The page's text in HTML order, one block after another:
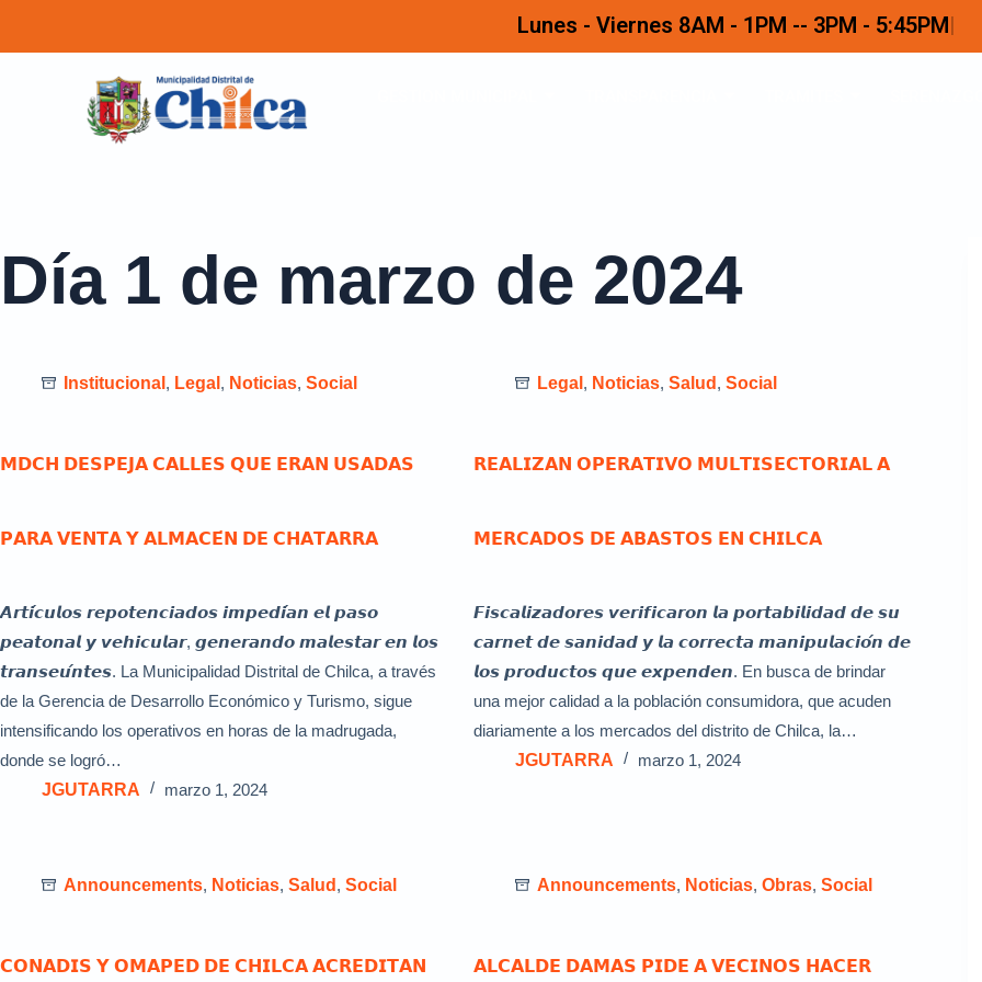
Lunes - Viernes 8AM - 1PM -- 3PM - 5:45PM
Día1 de marzo de 2024
Institucional , Legal , Noticias, Social
𝗠𝗗𝗖𝗛 𝗗𝗘𝗦𝗣𝗘𝗝𝗔 𝗖𝗔𝗟𝗟𝗘𝗦 𝗤𝗨𝗘 𝗘𝗥𝗔𝗡 𝗨𝗦𝗔𝗗𝗔𝗦
𝗣𝗔𝗥𝗔 𝗩𝗘𝗡𝗧𝗔 𝗬 𝗔𝗟𝗠𝗔𝗖𝗘́𝗡 𝗗𝗘 𝗖𝗛𝗔𝗧𝗔𝗥𝗥𝗔
𝘼𝙧𝙩𝙞́𝙘𝙪𝙡𝙤𝙨 𝙧𝙚𝙥𝙤𝙩𝙚𝙣𝙘𝙞𝙖𝙙𝙤𝙨 𝙞𝙢𝙥𝙚𝙙𝙞́𝙖𝙣 𝙚𝙡 𝙥𝙖𝙨𝙤
𝙥𝙚𝙖𝙩𝙤𝙣𝙖𝙡 𝙮 𝙫𝙚𝙝𝙞𝙘𝙪𝙡𝙖𝙧, 𝙜𝙚𝙣𝙚𝙧𝙖𝙣𝙙𝙤 𝙢𝙖𝙡𝙚𝙨𝙩𝙖𝙧 𝙚𝙣 𝙡𝙤𝙨
𝙩𝙧𝙖𝙣𝙨𝙚𝙪́𝙣𝙩𝙚𝙨. La Municipalidad Distrital de Chilca, a través
de la Gerencia de Desarrollo Económico y Turismo, sigue
intensificando los operativos en horas de la madrugada,
donde se logró…
JGUTARRA
marzo 1, 2024
Legal , Noticias, Salud , Social
𝗥𝗘𝗔𝗟𝗜𝗭𝗔𝗡 𝗢𝗣𝗘𝗥𝗔𝗧𝗜𝗩𝗢 𝗠𝗨𝗟𝗧𝗜𝗦𝗘𝗖𝗧𝗢𝗥𝗜𝗔𝗟 𝗔
𝗠𝗘𝗥𝗖𝗔𝗗𝗢𝗦 𝗗𝗘 𝗔𝗕𝗔𝗦𝗧𝗢𝗦 𝗘𝗡 𝗖𝗛𝗜𝗟𝗖𝗔
𝙁𝙞𝙨𝙘𝙖𝙡𝙞𝙯𝙖𝙙𝙤𝙧𝙚𝙨 𝙫𝙚𝙧𝙞𝙛𝙞𝙘𝙖𝙧𝙤𝙣 𝙡𝙖 𝙥𝙤𝙧𝙩𝙖𝙗𝙞𝙡𝙞𝙙𝙖𝙙 𝙙𝙚 𝙨𝙪
𝙘𝙖𝙧𝙣𝙚𝙩 𝙙𝙚 𝙨𝙖𝙣𝙞𝙙𝙖𝙙 𝙮 𝙡𝙖 𝙘𝙤𝙧𝙧𝙚𝙘𝙩𝙖 𝙢𝙖𝙣𝙞𝙥𝙪𝙡𝙖𝙘𝙞𝙤́𝙣 𝙙𝙚
𝙡𝙤𝙨 𝙥𝙧𝙤𝙙𝙪𝙘𝙩𝙤𝙨 𝙦𝙪𝙚 𝙚𝙭𝙥𝙚𝙣𝙙𝙚𝙣. En busca de brindar
una mejor calidad a la población consumidora, que acuden
diariamente a los mercados del distrito de Chilca, la…
JGUTARRA
marzo 1, 2024
Announcements, Noticias, Salud , Social
𝗖𝗢𝗡𝗔𝗗𝗜𝗦 𝗬 𝗢𝗠𝗔𝗣𝗘𝗗 𝗗𝗘 𝗖𝗛𝗜𝗟𝗖𝗔 𝗔𝗖𝗥𝗘𝗗𝗜𝗧𝗔𝗡
Announcements, Noticias, Obras, Social
𝗔𝗟𝗖𝗔𝗟𝗗𝗘 𝗗𝗔𝗠𝗔𝗦 𝗣𝗜𝗗𝗘 𝗔 𝗩𝗘𝗖𝗜𝗡𝗢𝗦 𝗛𝗔𝗖𝗘𝗥